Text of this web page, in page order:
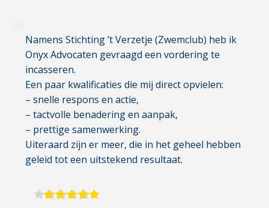
Namens Stichting ’t Verzetje (Zwemclub) heb ik
Onyx Advocaten gevraagd een vordering te
incasseren.
Een paar kwalificaties die mij direct opvielen:
– snelle respons en actie,
– tactvolle benadering en aanpak,
– prettige samenwerking.
Uiteraard zijn er meer, die in het geheel hebben
geleid tot een uitstekend resultaat.